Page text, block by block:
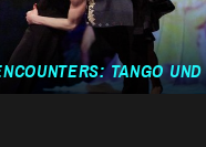
TANGO UND